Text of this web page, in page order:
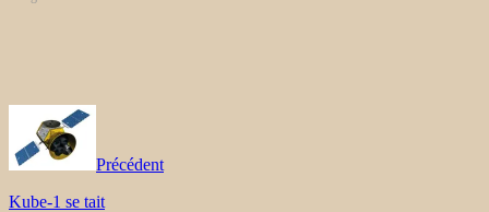
Précédent
Kube-1 se tait